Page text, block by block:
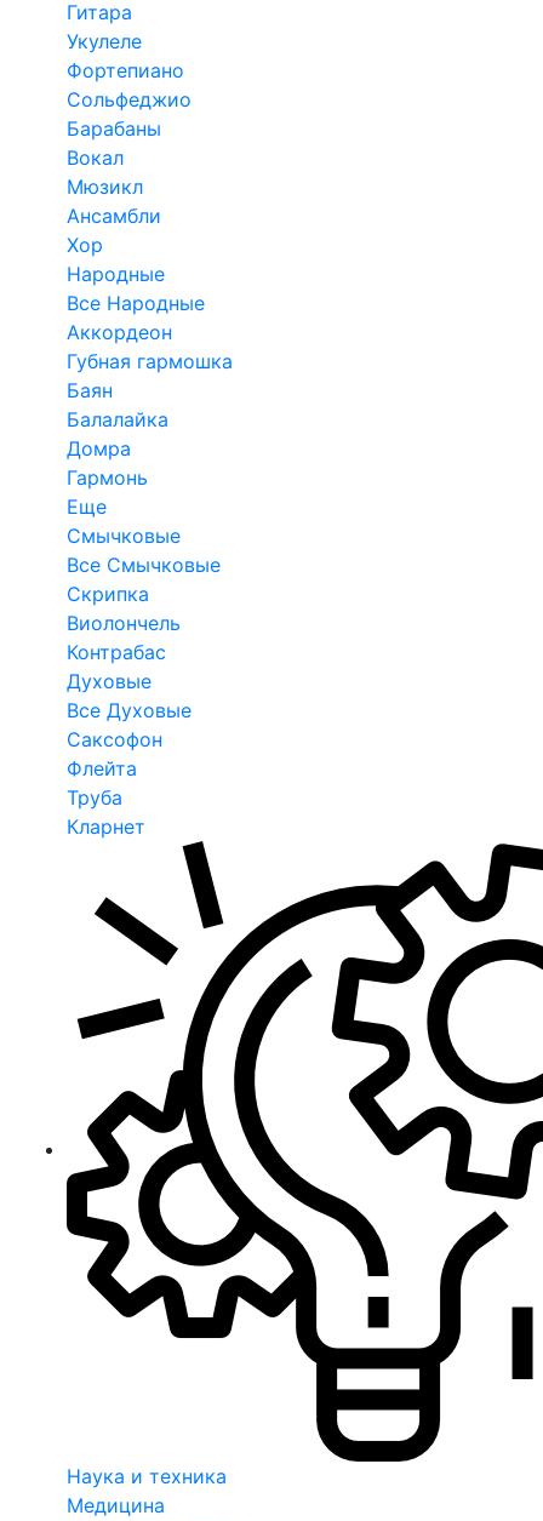
Гитара
Укулеле
Фортепиано
Сольфеджио
Барабаны
Вокал
Мюзикл
Ансамбли
Хор
Народные
Все Народные
Аккордеон
Губная гармошка
Баян
Балалайка
Домра
Гармонь
Еще
Смычковые
Все Смычковые
Скрипка
Виолончель
Контрабас
Духовые
Все Духовые
Саксофон
Флейта
Труба
Кларнет
Наука и техника
Медицина